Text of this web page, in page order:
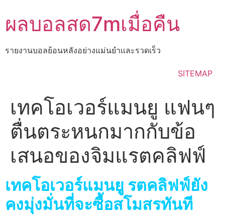
to
content
ผลบอลสด7mเมื่อคืน
รายงานบอลย้อนหลังอย่างแม่นยำเเละรวดเร็ว
SITEMAP
เทคโอเวอร์แมนยู แฟนๆ
ตื่นตระหนกมากกับข้อ
เสนอของจิมแรตคลิฟฟ์
เทคโอเวอร์แมนยู รตคลิฟฟ์ยัง
คงมุ่งมั่นที่จะซื้อสโมสรทันที